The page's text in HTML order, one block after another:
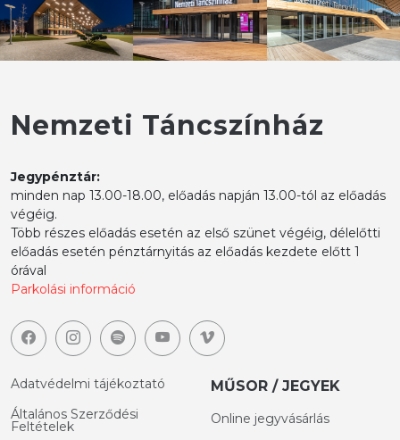
Nemzeti Táncszínház
Jegypénztár:
minden nap 13.00-18.00, előadás napján 13.00-tól az előadás
végéig.
Több részes előadás esetén az első szünet végéig, délelőtti
előadás esetén pénztárnyitás az előadás kezdete előtt 1
órával
Parkolási információ
Adatvédelmi tájékoztató
Általános Szerződési
Feltételek
MŰSOR / JEGYEK
Online jegyvásárlás